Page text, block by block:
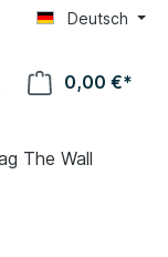
Deutsch
0,00 €*
The Wall